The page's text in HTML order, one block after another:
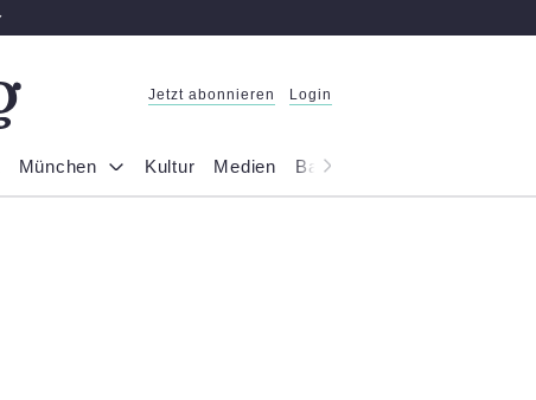
Jetzt abonnieren Login
München Kultur Medien Bayern